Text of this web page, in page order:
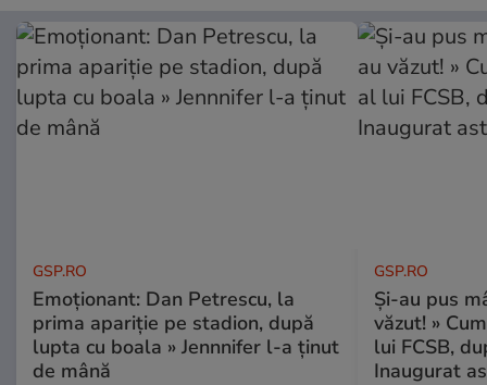
GSP.RO
Emoționant: Dan Petrescu, la
prima apariție pe stadion, după
lupta cu boala » Jennnifer l-a ținut
de mână
GSP.RO
Și-au pus
văzut! »
lui FCSB,
Inaugurat